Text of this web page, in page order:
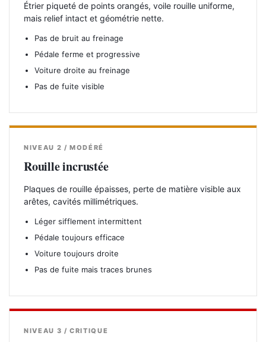
Étrier piqueté de points orangés, voile rouille uniforme,
mais relief intact et géométrie nette.
Pas de bruit au freinage
Pédale ferme et progressive
Voiture droite au freinage
Pas de fuite visible
NIVEAU 2 / MODÉRÉ
Rouille incrustée
Plaques de rouille épaisses, perte de matière visible aux
arêtes, cavités millimétriques.
Léger sifflement intermittent
Pédale toujours efficace
Voiture toujours droite
Pas de fuite mais traces brunes
NIVEAU 3 / CRITIQUE